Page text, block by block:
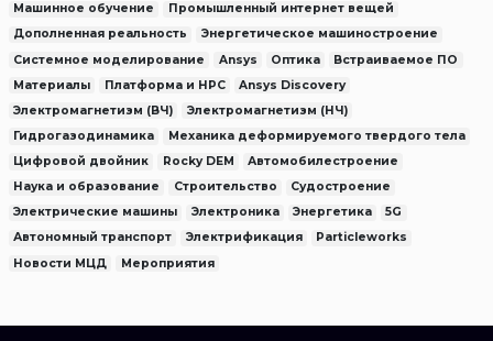
Машинное обучение
Промышленный интернет вещей
Дополненная реальность
Энергетическое машиностроение
Системное моделирование
Ansys Оптика
Встраиваемое ПО
Материалы
Платформа и HPC
Ansys Discovery
Электромагнетизм (ВЧ)
Электромагнетизм (НЧ)
Гидрогазодинамика
Механика деформируемого твердого тела
Цифровой двойник
Rocky DEM
Автомобилестроение
Наука и образование
Строительство
Судостроение
Электрические машины
Электроника Энергетика
5G
Автономный транспорт
Электрификация
Particleworks
Новости МЦД
Мероприятия